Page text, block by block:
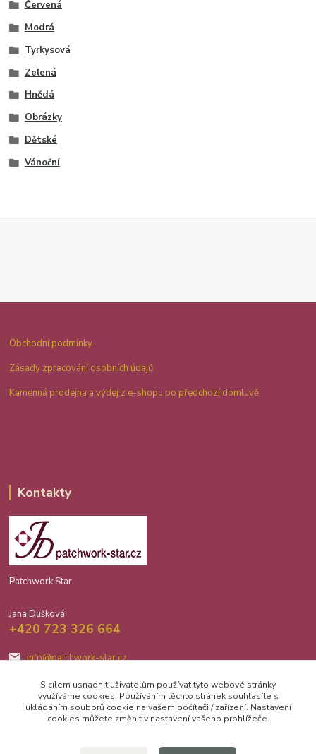
Červená
Modrá
Tyrkysová
Zelená
Hnědá
Obrázky
Dětské
Vánoční
Obchodní podmínky
Zásady zpracování osobních údajů
Kamenná prodejna a výdej z e-shopu po předchozí domluvě
Kontakty
Patchwork Star
Jana Dušková
+420 723 326 664
info@patchwork-star.cz
S cílem usnadnit uživatelům používat tyto webové stránky
využíváme cookies. Používáním těchto stránek souhlasíte s
ukládáním souborů cookie na vašem počítači / zařízení. Nastavení
cookies můžete změnit v nastavení vašeho prohlížeče.